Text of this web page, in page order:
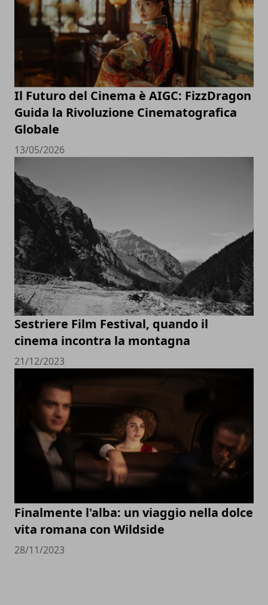
Il Futuro del Cinema è AIGC: FizzDragon
Guida la Rivoluzione Cinematografica
Globale
13/05/2026
Sestriere Film Festival, quando il
cinema incontra la montagna
21/12/2023
Finalmente l'alba: un viaggio nella dolce
vita romana con Wildside
28/11/2023